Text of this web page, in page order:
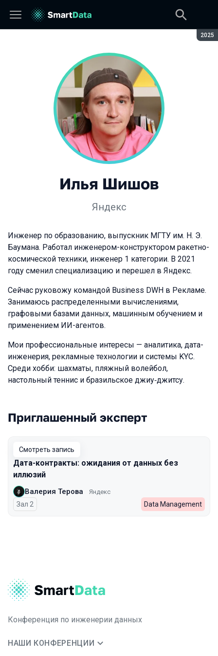
2025
Илья Шишов
Яндекс
Инженер по образованию, выпускник МГТУ им. Н. Э.
Баумана. Работал инженером-конструктором ракетно-
космической техники, инженер 1 категории. В 2021
году сменил специализацию и перешел в Яндекс.
Сейчас руковожу командой Business DWH в Рекламе.
Занимаюсь распределенными вычислениями,
графовыми базами данных, машинным обучением и
применением ИИ-агентов.
Мои профессиональные интересы — аналитика, дата-
инженерия, рекламные технологии и системы KYC.
Среди хобби: шахматы, пляжный волейбол,
настольный теннис и бразильское джиу‑джитсу.
Выступления в сезоне 2025
Приглашенный эксперт
Смотреть запись
Дата-контракты: ожидания от данных без
иллюзий
Валерия Терова Яндекс
Зал 2 Data Management
Конференция по инженерии данных
НАШИ КОНФЕРЕНЦИИ